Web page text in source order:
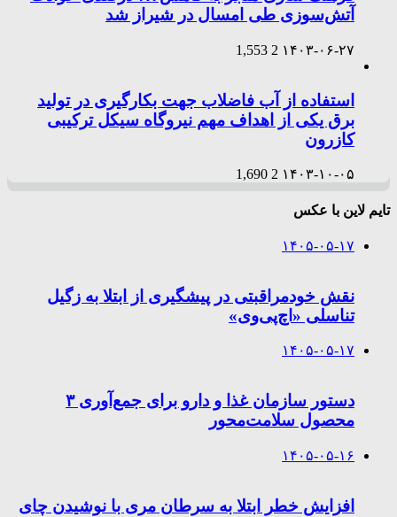
آتش‌سوزی طی امسال در شیراز شد
۱۴۰۳-۰۶-۲۷ 2
1,553
استفاده از آب فاضلاب جهت بکارگیری در تولید
برق یکی از اهداف مهم نیروگاه سیکل ترکیبی
کازرون
۱۴۰۳-۱۰-۰۵ 2
1,690
تایم لاین با عکس
۱۴۰۵-۰۵-۱۷
نقش خودمراقبتی در پیشگیری از ابتلا به زگیل
تناسلی «اچ‌پی‌وی»
۱۴۰۵-۰۵-۱۷
دستور سازمان غذا و دارو برای جمع‌آوری ۳
محصول سلامت‌محور
۱۴۰۵-۰۵-۱۶
افزایش خطر ابتلا به سرطان مری با نوشیدن چای